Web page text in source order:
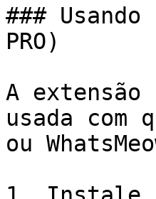
###
PRO)
A
usada com
ou